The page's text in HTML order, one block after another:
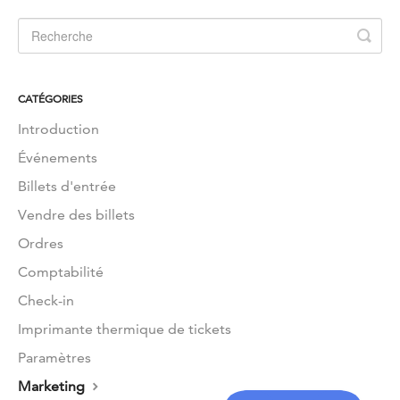
CATÉGORIES
Introduction
Événements
Billets d'entrée
Vendre des billets
Ordres
Comptabilité
Check-in
Imprimante thermique de tickets
Paramètres
Marketing